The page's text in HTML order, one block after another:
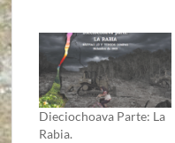
Dieciochoava Parte: La
Rabia.